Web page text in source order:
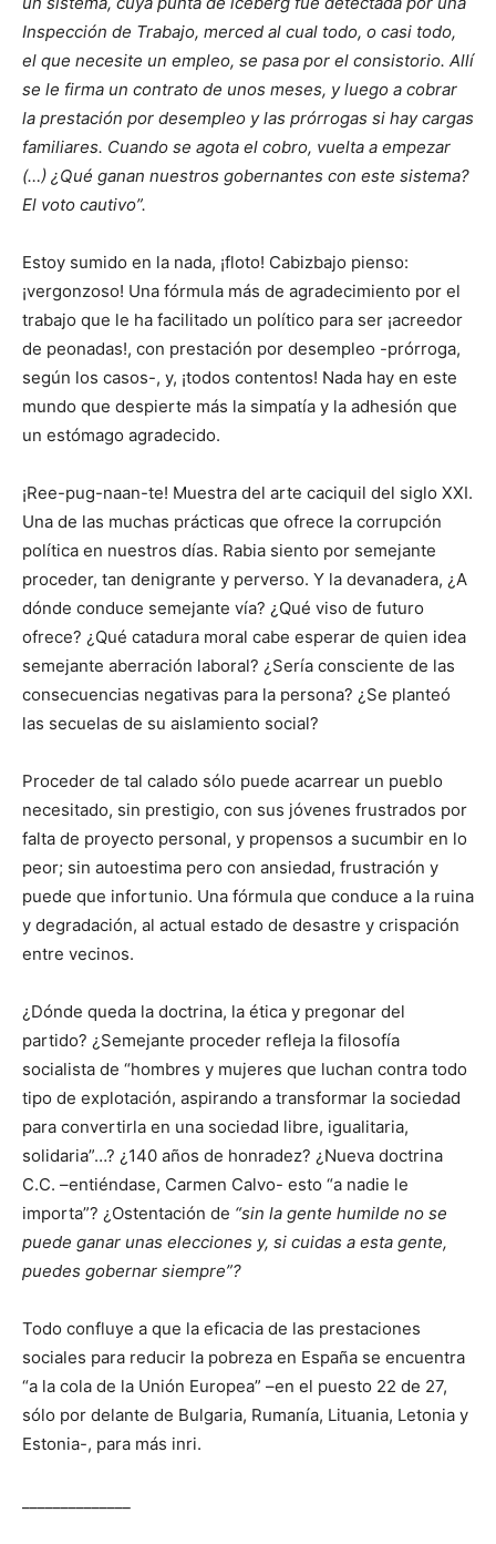
Inspección de Trabajo, merced al cual todo, o casi todo,
el que necesite un empleo, se pasa por el consistorio. Allí
se le firma un contrato de unos meses, y luego a cobrar
la prestación por desempleo y las prórrogas si hay cargas
familiares. Cuando se agota el cobro, vuelta a empezar
(…) ¿Qué ganan nuestros gobernantes con este sistema?
El voto cautivo”.
Estoy sumido en la nada, ¡floto! Cabizbajo pienso:
¡vergonzoso! Una fórmula más de agradecimiento por el
trabajo que le ha facilitado un político para ser ¡acreedor
de peonadas!, con prestación por desempleo -prórroga,
según los casos-, y, ¡todos contentos! Nada hay en este
mundo que despierte más la simpatía y la adhesión que
un estómago agradecido.
¡Ree-pug-naan-te! Muestra del arte caciquil del siglo XXI.
Una de las muchas prácticas que ofrece la corrupción
política en nuestros días. Rabia siento por semejante
proceder, tan denigrante y perverso. Y la devanadera, ¿A
dónde conduce semejante vía? ¿Qué viso de futuro
ofrece? ¿Qué catadura moral cabe esperar de quien idea
semejante aberración laboral? ¿Sería consciente de las
consecuencias negativas para la persona? ¿Se planteó
las secuelas de su aislamiento social?
Proceder de tal calado sólo puede acarrear un pueblo
necesitado, sin prestigio, con sus jóvenes frustrados por
falta de proyecto personal, y propensos a sucumbir en lo
peor; sin autoestima pero con ansiedad, frustración y
puede que infortunio. Una fórmula que conduce a la ruina
y degradación, al actual estado de desastre y crispación
entre vecinos.
¿Dónde queda la doctrina, la ética y pregonar del
partido? ¿Semejante proceder refleja la filosofía
socialista de “hombres y mujeres que luchan contra todo
tipo de explotación, aspirando a transformar la sociedad
para convertirla en una sociedad libre, igualitaria,
solidaria”…? ¿140 años de honradez? ¿Nueva doctrina
C.C. –entiéndase, Carmen Calvo- esto “a nadie le
importa”? ¿Ostentación de “sin la gente humilde no se
puede ganar unas elecciones y, si cuidas a esta gente,
puedes gobernar siempre”?
Todo confluye a que la eficacia de las prestaciones
sociales para reducir la pobreza en España se encuentra
“a la cola de la Unión Europea” –en el puesto 22 de 27,
sólo por delante de Bulgaria, Rumanía, Lituania, Letonia y
Estonia-, para más inri.